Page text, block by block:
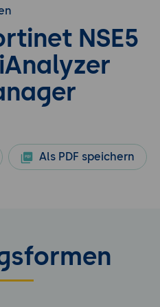
NSE5
Als PDF speichern